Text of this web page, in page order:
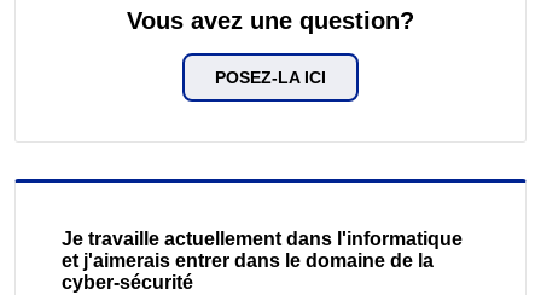
Vous avez une question?
POSEZ-LA ICI
Je travaille actuellement dans l'informatique
et j'aimerais entrer dans le domaine de la
cyber-sécurité